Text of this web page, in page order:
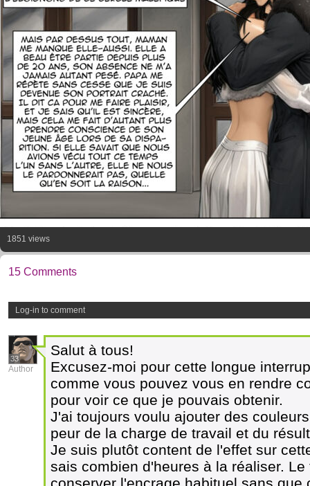
1851 views
15 Comments
Log-in to comment
33
Author
Salut à tous!
Excusez-moi pour cette longue
comme vous pouvez vous en rendre
pour voir ce que je pouvais obtenir.
J'ai toujours voulu ajouter des
peur de la charge de travail et du
Je suis plutôt content de l'effet sur
sais combien d'heures à la réaliser.